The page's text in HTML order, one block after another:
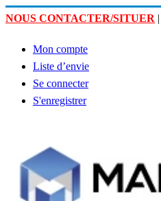
NOUS CONTACTER/SITUER |
Mon compte
Liste d’envie
Se connecter
S'enregistrer